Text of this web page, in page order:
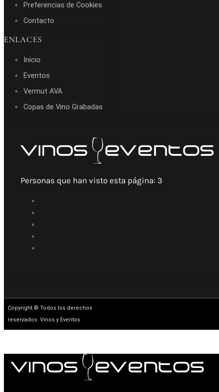
Preferencias de Cookies
Contacto
ENLACES
Inicio
Eventos
Vermut AVA
Copas de Vino Grabadas
Personas que han visto esta página: 3
Copyright © Todos los derechos
reservados. Vinos y Eventos